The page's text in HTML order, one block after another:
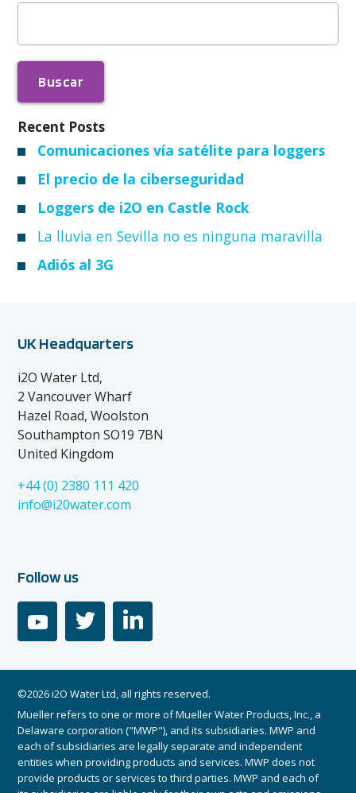
Buscar:
Recent Posts
Comunicaciones vía satélite para loggers
El precio de la ciberseguridad
Loggers de i2O en Castle Rock
La lluvia en Sevilla no es ninguna maravilla
Adiós al 3G
UK Headquarters
i2O Water Ltd,
2 Vancouver Wharf
Hazel Road, Woolston
Southampton SO19 7BN
United Kingdom
+44 (0) 2380 111 420
info@i20water.com
Follow us
youtube linkedin
©2026 i2O Water Ltd, all rights reserved.
Mueller refers to one or more of Mueller Water Products, Inc., a
Delaware corporation ("MWP"), and its subsidiaries. MWP and
each of subsidiaries are legally separate and independent
entities when providing products and services. MWP does not
provide products or services to third parties. MWP and each of